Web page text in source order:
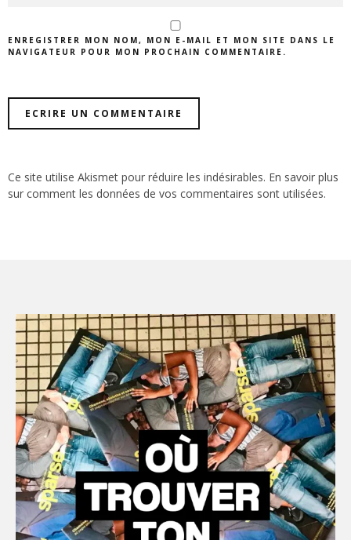
ENREGISTRER MON NOM, MON E-MAIL ET MON SITE DANS LE
NAVIGATEUR POUR MON PROCHAIN COMMENTAIRE.
Ce site utilise Akismet pour réduire les indésirables. En savoir plus
sur comment les données de vos commentaires sont utilisées.